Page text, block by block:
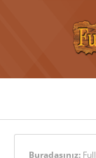
Buradasınız: